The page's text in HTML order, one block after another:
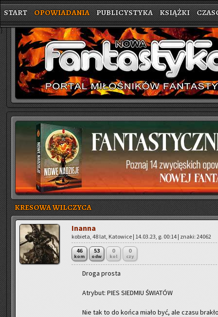
START OPOWIADANIA PUBLICYSTYKA KSIĄŻKI
}
KRESOWA WILCZYCA
In­an­na
ko­bie­ta, 48 lat, Ka­to­wi­ce | 14.03.23, g. 00:14 | znaki: 24062
46
kom
53
odw
0
kol
0
czy
Droga pro­sta
Atry­but: PIES SIED­MIU ŚWIA­TÓW
Nie tak to do końca miało być, ale czasu